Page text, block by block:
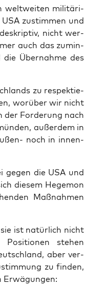
welt­wei­ten mili­tä­ri­
zustim­men und
nicht wer­
auch das zumin­
Über­nah­me des
zu respek­tie­
wor­über wir nicht
der For­de­rung nach
außer­dem in
noch in innen­
gegen die USA und
die­sem Hege­mon
Maß­nah­men
ist natür­lich nicht
ste­hen
aber ver­
zu fin­den,
Erwägungen: